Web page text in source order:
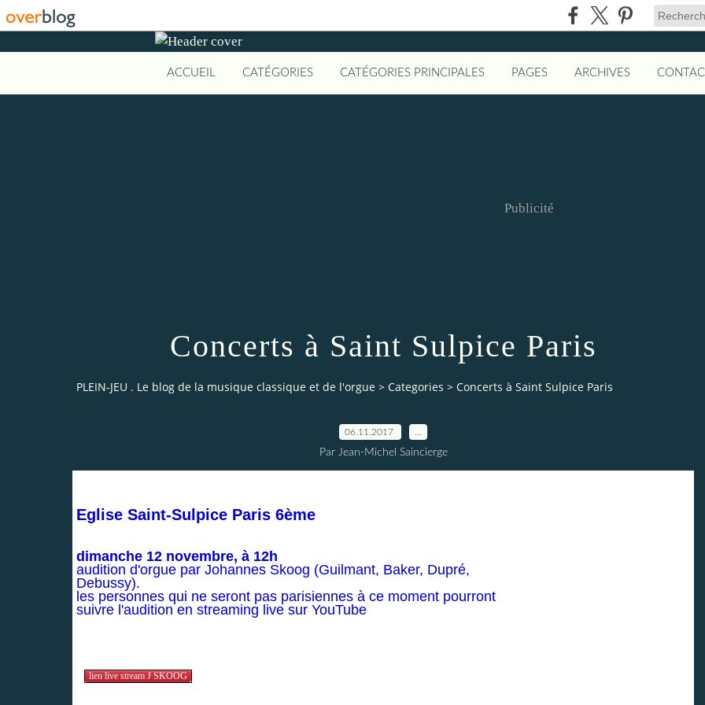
ACCUEIL CATÉGORIES CATÉGORIES PRINCIPALES PAGES ARCHIVES
Publicité
Concerts à Saint Sulpice Paris
PLEIN-JEU . Le blog de la musique classique et de l'orgue > Categories > Concerts à Saint Sulpice Paris
06.11.2017
Par Jean-Michel Saincierge
Eglise Saint-Sulpice Paris 6ème
dimanche 12 novembre, à 12h
audition d'orgue par Johannes Skoog (Guilmant, Baker, Dupré,
Debussy).
les personnes qui ne seront pas parisiennes à ce moment pourront
suivre l'audition en streaming live sur YouTube
lien live stream J SKOOG